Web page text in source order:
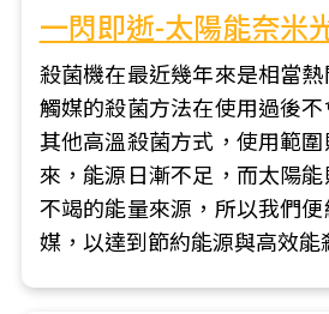
一閃即逝-太陽能奈米
殺菌機在最近幾年來是相當
觸媒的殺菌方法在使用過後
其他高溫殺菌方式，使用範
來，能源日漸不足，而太陽
不竭的能量來源，所以我們
媒，以達到節約能源與高效能